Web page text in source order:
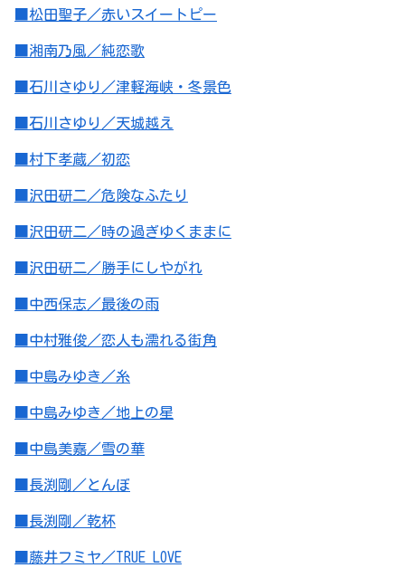
■松田聖子／赤いスイートピー
■湘南乃風／純恋歌
■石川さゆり／津軽海峡・冬景色
■石川さゆり／天城越え
■村下孝蔵／初恋
■沢田研二／危険なふたり
■沢田研二／時の過ぎゆくままに
■沢田研二／勝手にしやがれ
■中西保志／最後の雨
■中村雅俊／恋人も濡れる街角
■中島みゆき／糸
■中島みゆき／地上の星
■中島美嘉／雪の華
■長渕剛／とんぼ
■長渕剛／乾杯
■藤井フミヤ／TRUE LOVE